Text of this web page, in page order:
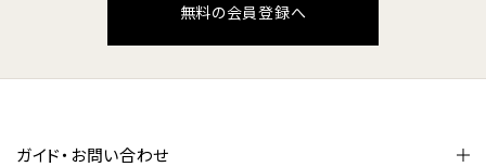
無料の会員登録へ
ガイド・お問い合わせ